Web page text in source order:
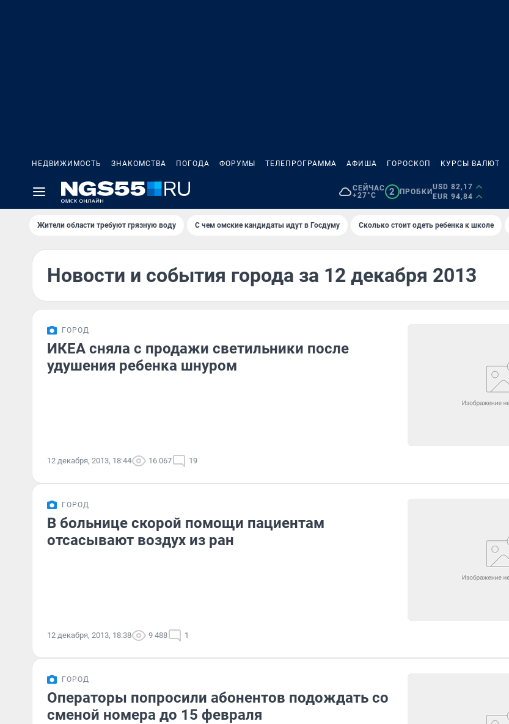
НЕДВИЖИМОСТЬ ЗНАКОМСТВА ПОГОДА ФОРУМЫ ТЕЛЕПРОГРАММА АФИША ГОРОСКОП КУРСЫ ВАЛЮТ
СЕЙЧАС
+27°C
2 ПРОБКИ
USD 82,17
EUR 94,84
Жители области требуют грязную воду С чем омские кандидаты идут в Госдуму Сколько стоит одеть ребенка к школе
Новости и события города за 12 декабря 2013
ГОРОД
ИКЕА сняла с продажи светильники после
удушения ребенка шнуром
12 декабря, 2013, 18:44 16 067 19
ГОРОД
В больнице скорой помощи пациентам
отсасывают воздух из ран
12 декабря, 2013, 18:38 9 488 1
ГОРОД
Операторы попросили абонентов подождать со
сменой номера до 15 февраля